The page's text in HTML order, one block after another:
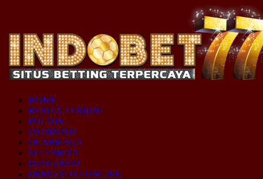
HOME
BERITA TERKINI
POLITIK
OTOMOTIF
OLAHRAGA
SELEBRITY
Daftar Live22
DEMO SLOT ONLINE